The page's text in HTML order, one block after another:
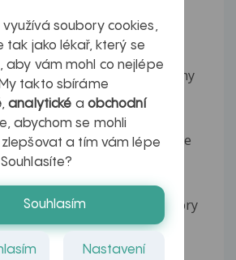
mám bodavou bolest mezi
Je to...
a konečníkem
se zeptat poslední dva dny
mezi...
jaký problém se může
bolestí, ne...
týden mě pobolívá mezi žebry
části....
a špatne dýchání
využívá soubory cookies,
tak jako lékař, který se
aby vám mohl co nejlépe
takto sbíráme
,analytické a obchodní
abychom se mohli
a tím vám lépe
Souhlasím
Nastavení